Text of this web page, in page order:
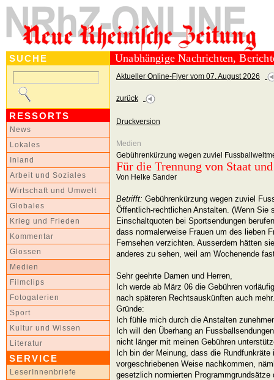
SUCHE
RESSORTS
News
Lokales
Inland
Arbeit und Soziales
Wirtschaft und Umwelt
Globales
Krieg und Frieden
Kommentar
Glossen
Medien
Filmclips
Fotogalerien
Sport
Kultur und Wissen
Literatur
SERVICE
LeserInnenbriefe
Unabhängige Nachrichten,
Aktueller Online-Flyer vom 07. August 2026
zurück
Druckversion
Medien
Gebührenkürzung wegen zuviel
Für die Trennung von Staat
Von Helke Sander
Betrifft: Gebührenkürzung wegen zuviel
Öffentlich-rechtlichen Anstalten. (Wenn Sie
Einschaltquoten bei Sportsendungen
dass normalerweise Frauen um des lieben
Fernsehen verzichten. Ausserdem hätten
anderes zu sehen, weil am Wochenende
Sehr geehrte Damen und Herren,
Ich werde ab März 06 die Gebühren
nach späteren Rechtsauskünften auch mehr.
Gründe:
Ich fühle mich durch die Anstalten
Ich will den Überhang an
nicht länger mit meinen Gebühren
Ich bin der Meinung, dass die
vorgeschriebenen Weise nachkommen,
gesetzlich normierten Programmgrundsätze